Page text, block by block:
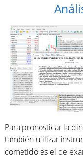
Para pronosticar la
también utilizar
cometido es el de